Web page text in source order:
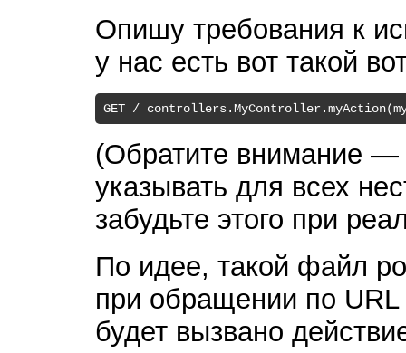
Опишу требования к
у нас есть вот такой
GET / controllers.MyController.myAction(
(Обратите внимание —
указывать для всех
забудьте этого при
По идее, такой файл
при обращении по URL
будет вызвано